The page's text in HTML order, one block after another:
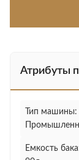
Атрибуты
Тип машины:
Емкость